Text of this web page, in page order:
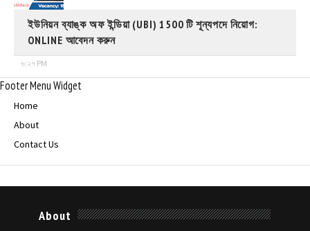
ইউনিয়ন ব্যাঙ্ক অফ ইন্ডিয়া (UBI) 1500 টি শূন্যপদে নিয়োগ:
ONLINE আবেদন করুন
৬:২৭ PM
Footer Menu Widget
Home
About
Contact Us
About